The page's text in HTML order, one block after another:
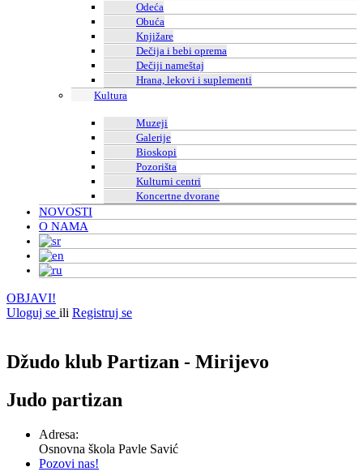
Odeća
Obuća
Knjižare
Dečija i bebi oprema
Dečiji nameštaj
Hrana, lekovi i suplementi
Kultura
Muzeji
Galerije
Bioskopi
Pozorišta
Kulturni centri
Koncertne dvorane
NOVOSTI
O NAMA
OBJAVI!
Uloguj se ili Registruj se
Džudo klub Partizan - Mirijevo
Judo partizan
Adresa:
Osnovna škola Pavle Savić
Pozovi nas!